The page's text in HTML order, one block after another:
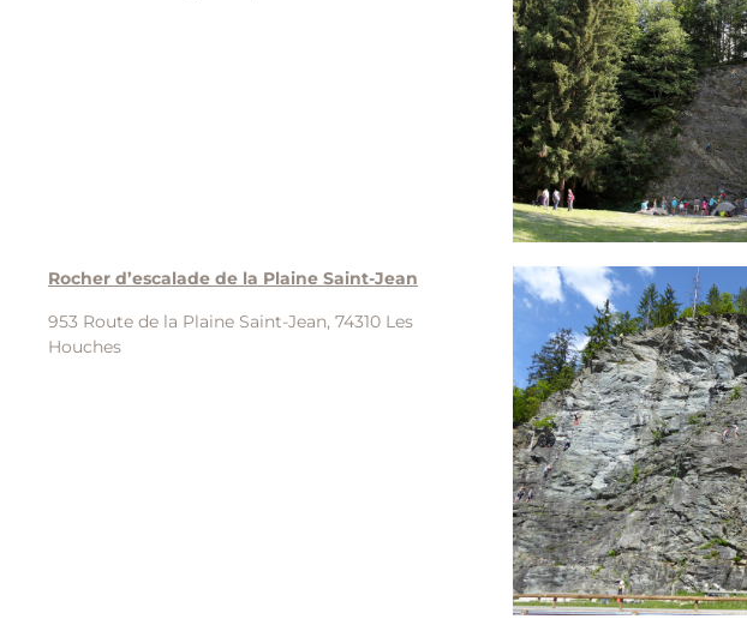
Rocher d’escalade de la Plaine Saint-Jean
953 Route de la Plaine Saint-Jean, 74310 Les
Houches